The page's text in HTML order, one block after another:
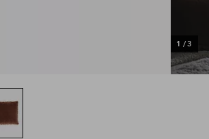
1 /3